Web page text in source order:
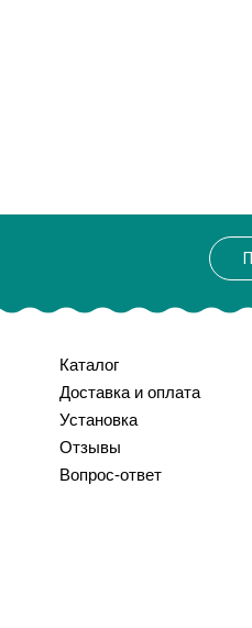
Каталог
Доставка и оплата
Установка
Отзывы
Вопрос-ответ